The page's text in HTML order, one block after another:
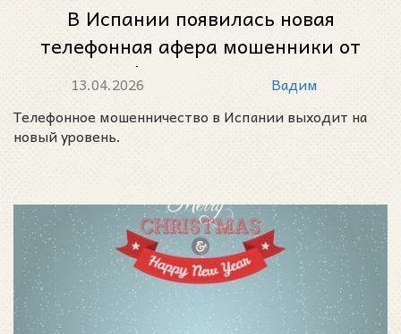
В Испании появилась новая
телефонная афера мошенники от
имени Endesa пугают «штрафом»
13.04.2026
Вадим
Телефонное мошенничество в Испании выходит на
новый уровень.